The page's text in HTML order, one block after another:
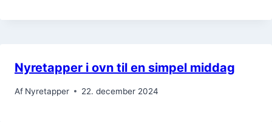
Nyretapper i ovn til en simpel middag
Af Nyretapper 22. december 2024